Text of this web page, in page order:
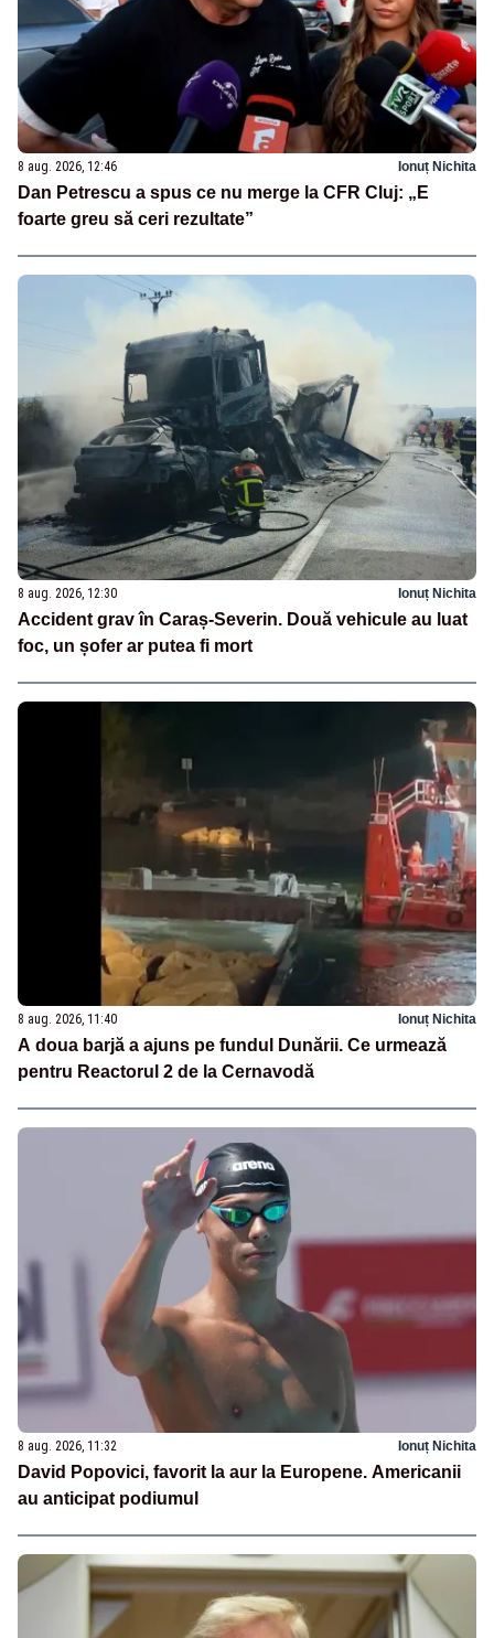
8 aug. 2026, 12:46 Ionuț Nichita
Dan Petrescu a spus ce nu merge la CFR Cluj: „E
foarte greu să ceri rezultate”
8 aug. 2026, 12:30 Ionuț Nichita
Accident grav în Caraș-Severin. Două vehicule au luat
foc, un șofer ar putea fi mort
8 aug. 2026, 11:40 Ionuț Nichita
A doua barjă a ajuns pe fundul Dunării. Ce urmează
pentru Reactorul 2 de la Cernavodă
8 aug. 2026, 11:32 Ionuț Nichita
David Popovici, favorit la aur la Europene. Americanii
au anticipat podiumul